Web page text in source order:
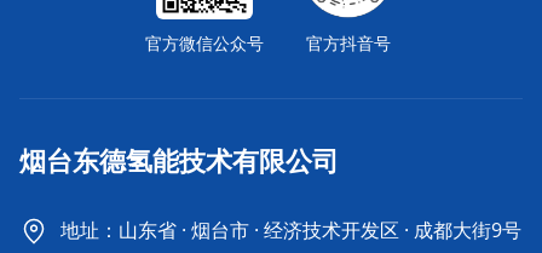
官方微信公众号 官方抖音号
烟台东德氢能技术有限公司
地址：山东省 · 烟台市 · 经济技术开发区 · 成都大街9号